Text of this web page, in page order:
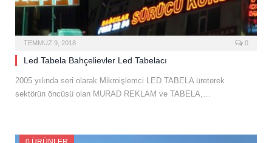
TEMMUZ 9, 2018 0
Led Tabela Bahçelievler Led Tabelacı
2005 yılında seri olarak Mikroişlemci LED TABELA üreterek
sektörün öncüsü olan MURAD REKLAM ve TABELA,…